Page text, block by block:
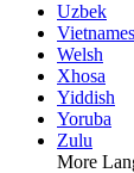
Uzbek
Welsh
Xhosa
Yiddish
Yoruba
Zulu
More